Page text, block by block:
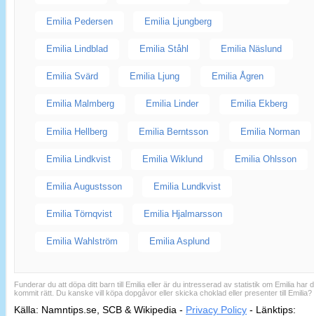
Emilia Pedersen Emilia Ljungberg
Emilia Lindblad Emilia Ståhl Emilia Näslund
Emilia Svärd Emilia Ljung Emilia Ågren
Emilia Malmberg Emilia Linder Emilia Ekberg
Emilia Hellberg Emilia Berntsson Emilia Norman
Emilia Lindkvist Emilia Wiklund Emilia Ohlsson
Emilia Augustsson Emilia Lundkvist
Emilia Törnqvist Emilia Hjalmarsson
Emilia Wahlström Emilia Asplund
Funderar du att döpa ditt barn till Emilia eller är du intresserad av statistik om Emilia har
kommit rätt. Du kanske vill köpa dopgåvor eller skicka choklad eller presenter till Emilia?
Källa: Namntips.se, SCB & Wikipedia - Privacy Policy - Länktips: